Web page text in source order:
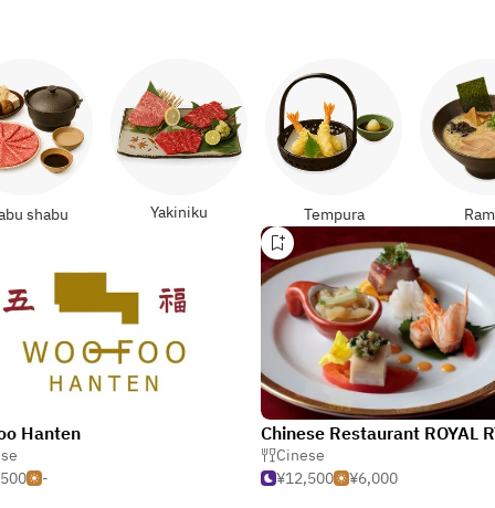
shabu Yakiniku Tempura
Hanten
-
Cinese
¥12,500
¥6,000